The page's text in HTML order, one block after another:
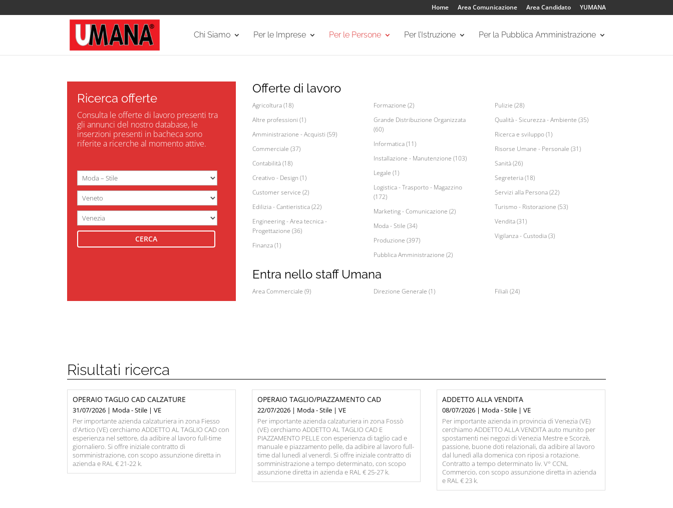
Home Area Comunicazione Area Candidato YUMANA
Chi Siamo Per le Imprese Per le Persone Per l’Istruzione Per la Pubblica Amministrazione
Ricerca offerte
Consulta le offerte di lavoro presenti tra
gli annunci del nostro database, le
inserzioni presenti in bacheca sono
riferite a ricerche al momento attive.
Offerte di lavoro
Agricoltura (18)
Altre professioni (1)
Amministrazione - Acquisti (59)
Commerciale (37)
Contabilità (18)
Creativo - Design (1)
Customer service (2)
Edilizia - Cantieristica (22)
Engineering - Area tecnica -
Progettazione (36)
Finanza (1)
Formazione (2)
Grande Distribuzione Organizzata
(60)
Informatica (11)
Installazione - Manutenzione (103)
Legale (1)
Logistica - Trasporto - Magazzino
(172)
Marketing - Comunicazione (2)
Moda - Stile (34)
Produzione (397)
Pubblica Amministrazione (2)
Pulizie (28)
Qualità - Sicurezza - Ambiente (35)
Ricerca e sviluppo (1)
Risorse Umane - Personale (31)
Sanità (26)
Segreteria (18)
Servizi alla Persona (22)
Turismo - Ristorazione (53)
Vendita (31)
Vigilanza - Custodia (3)
Entra nello staff Umana
Area Commerciale (9) Direzione Generale (1) Filiali (24)
Risultati ricerca
OPERAIO TAGLIO CAD CALZATURE
31/07/2026 | Moda - Stile | VE
Per importante azienda calzaturiera in zona Fiesso
d'Artico (VE) cerchiamo ADDETTO AL TAGLIO CAD con
esperienza nel settore, da adibire al lavoro full-time
giornaliero. Si offre iniziale contratto di
somministrazione, con scopo assunzione diretta in
azienda e RAL € 21-22 k.
OPERAIO TAGLIO/PIAZZAMENTO CAD
22/07/2026 | Moda - Stile | VE
Per importante azienda calzaturiera in zona Fossò
(VE) cerchiamo ADDETTO AL TAGLIO CAD E
PIAZZAMENTO PELLE con esperienza di taglio cad e
manuale e piazzamento pelle, da adibire al lavoro full-
time dal lunedì al venerdì. Si offre iniziale contratto di
somministrazione a tempo determinato, con scopo
assunzione diretta in azienda e RAL € 25-27 k.
ADDETTO ALLA VENDITA
08/07/2026 | Moda - Stile | VE
Per importante azienda in provincia di Venezia (VE)
cerchiamo ADDETTO ALLA VENDITA auto munito per
spostamenti nei negozi di Venezia Mestre e Scorzè,
passione, buone doti relazionali, da adibire al lavoro
dal lunedì alla domenica con riposi a rotazione.
Contratto a tempo determinato liv. V° CCNL
Commercio, con scopo assunzione diretta in azienda
e RAL € 23 k.